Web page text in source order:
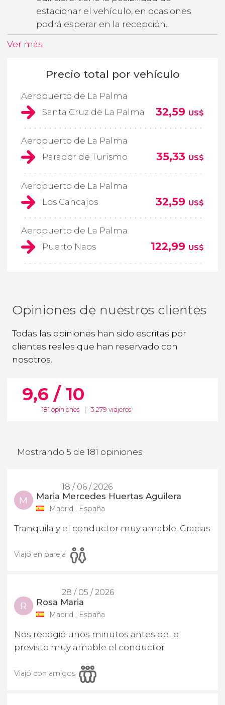
estacionar el vehículo, en ocasiones
podrá esperar en la recepción.
Ver más
Precio total por vehículo
Aeropuerto de La Palma
Santa Cruz de La Palma
32,59 US$
Aeropuerto de La Palma
Parador de Turismo
35,33 US$
Aeropuerto de La Palma
Los Cancajos
32,59 US$
Aeropuerto de La Palma
Puerto Naos
122,99 US$
Opiniones de nuestros clientes
Todas las opiniones han sido escritas por
clientes reales que han reservado con
nosotros.
9,6 / 10
181 opiniones 3.279 viajeros
Mostrando 5 de 181 opiniones
18 / 06 / 2026
M Maria Mercedes Huertas Aguilera
Madrid , España
Tranquila y el conductor muy amable. Gracias
Viajó en pareja
28 / 05 / 2026
R Rosa Maria
Madrid , España
Nos recogió unos minutos antes de lo
previsto muy amable el conductor
Viajó con amigos